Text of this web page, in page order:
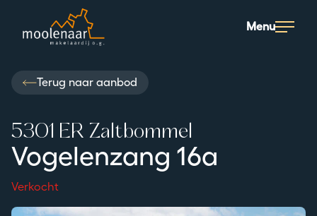
Moolenaar logo
Menu
Terug naar aanbod
Vogelenzang 16a
5301 ER Zaltbommel
Verkocht